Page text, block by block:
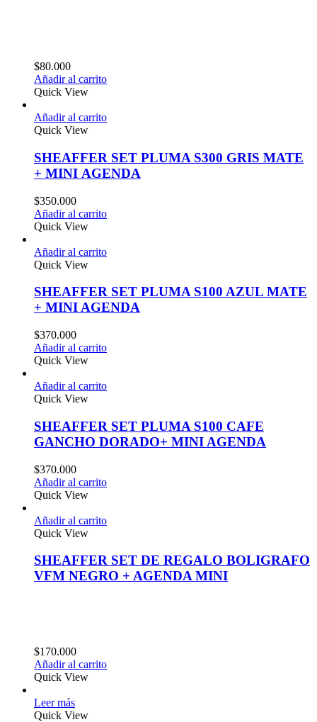
$80.000
Añadir al carrito
Quick View
Añadir al carrito
Quick View
SHEAFFER SET PLUMA S300 GRIS MATE
+ MINI AGENDA
$350.000
Añadir al carrito
Quick View
Añadir al carrito
Quick View
SHEAFFER SET PLUMA S100 AZUL MATE
+ MINI AGENDA
$370.000
Añadir al carrito
Quick View
Añadir al carrito
Quick View
SHEAFFER SET PLUMA S100 CAFE
GANCHO DORADO+ MINI AGENDA
$370.000
Añadir al carrito
Quick View
Añadir al carrito
Quick View
SHEAFFER SET DE REGALO BOLIGRAFO
VFM NEGRO + AGENDA MINI
$170.000
Añadir al carrito
Quick View
Leer más
Quick View